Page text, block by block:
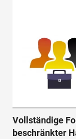
Vollständige
beschränkter